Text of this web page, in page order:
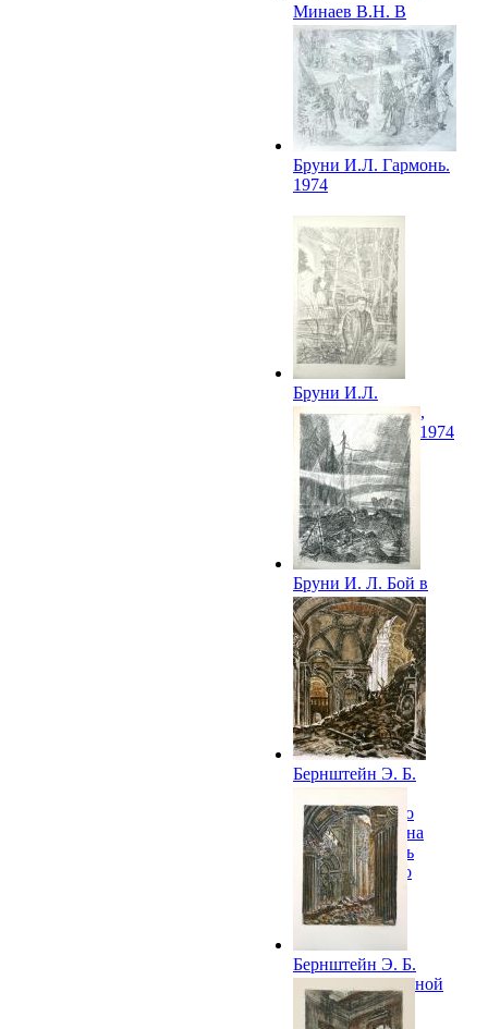
Минаев В.Н. В
госпитале. 1973
Бруни И.Л. Гармонь.
1974
Бруни И.Л.
А.Т.Твардовский,
весна 1945 года. 1974
Бруни И. Л. Бой в
болоте. 1974
Бернштейн Э. Б.
Истра. Вид из
галереи второго
яруса ротонды на
Алтарную часть
Воскресенского
собора. 1974
Бернштейн Э. Б.
Руины центральной
части
Воскресенского